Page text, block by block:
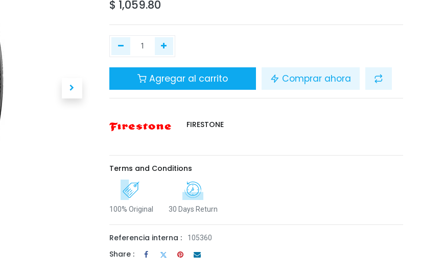
$ 1,059.80
Agregar al carrito Comprar ahora
FIRESTONE
Terms and Conditions
100% Original 30 Days Return
Referencia interna : 105360
Share :